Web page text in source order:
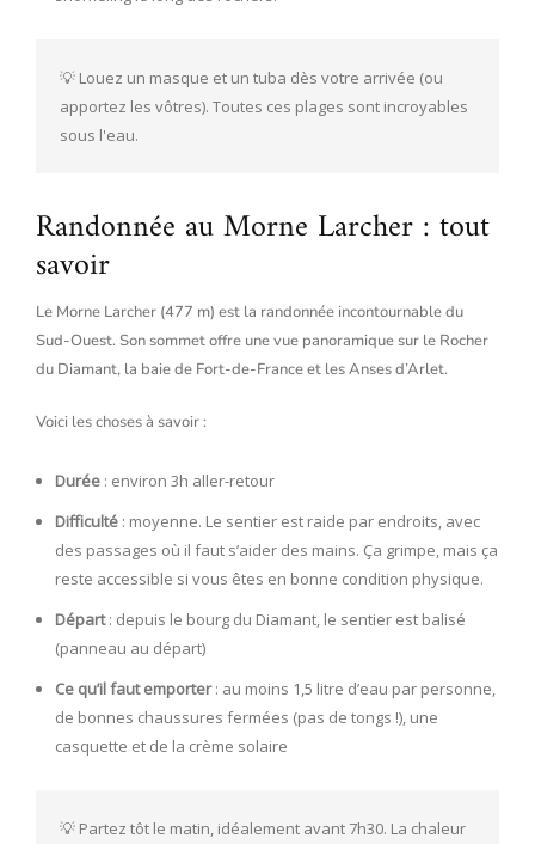
💡 Louez un masque et un tuba dès votre arrivée (ou
apportez les vôtres). Toutes ces plages sont incroyables
sous l'eau.
Randonnée au Morne Larcher : tout
savoir
Le Morne Larcher (477 m) est la randonnée incontournable du
Sud-Ouest. Son sommet offre une vue panoramique sur le Rocher
du Diamant, la baie de Fort-de-France et les Anses d’Arlet.
Voici les choses à savoir :
Durée : environ 3h aller-retour
Difficulté : moyenne. Le sentier est raide par endroits, avec
des passages où il faut s’aider des mains. Ça grimpe, mais ça
reste accessible si vous êtes en bonne condition physique.
Départ: depuis le bourg du Diamant, le sentier est balisé
(panneau au départ)
Ce qu’il faut emporter: au moins 1,5 litre d’eau par personne,
de bonnes chaussures fermées (pas de tongs !), une
casquette et de la crème solaire
💡 Partez tôt le matin, idéalement avant 7h30. La chaleur